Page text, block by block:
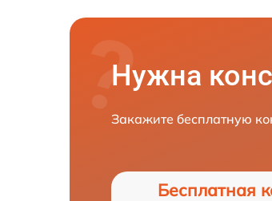
Нужна
Закажите бесплатную
Бесплатная